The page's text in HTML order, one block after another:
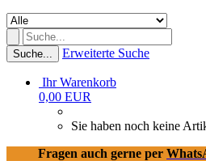
Suche... Erweiterte Suche
Ihr Warenkorb
0,00 EUR
Sie haben noch keine
Fragen auch gerne per